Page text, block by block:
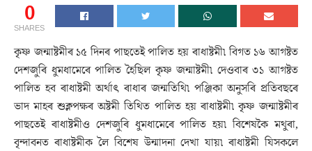
0
SHARES
কৃষ্ণ জন্মাষ্টমীৰ ১৫ দিনৰ পাছতেই পালিত হয় ৰাধাষ্টমী৷ বিগত ১৬ আগষ্টত
দেশজুৰি ধুমধামেৰে পালিত হৈছিল কৃষ্ণ জন্মাষ্টমী৷ দেওবাৰ ৩১ আগষ্টত
পালিত হব ৰাধাষ্টমী অৰ্থাৎ ৰাধাৰ জন্মতিথি৷ পঞ্জিকা অনুসৰি প্ৰতিবছৰে
ভাদ মাহৰ শুক্লপক্ষৰ অষ্টমী তিথিত পালিত হয় ৰাধাষ্টমী৷ কৃষ্ণ জন্মাষ্টমীৰ
পাছতেই ৰাধাষ্টমীও দেশজুৰি ধুমধামেৰে পালিত হয়৷ বিশেষকৈ মথুৰা,
বৃন্দাবনত ৰাধাষ্টমীক লৈ বিশেষ উন্মাদনা দেখা যায়৷ ৰাধাষ্টমী যিসকলে